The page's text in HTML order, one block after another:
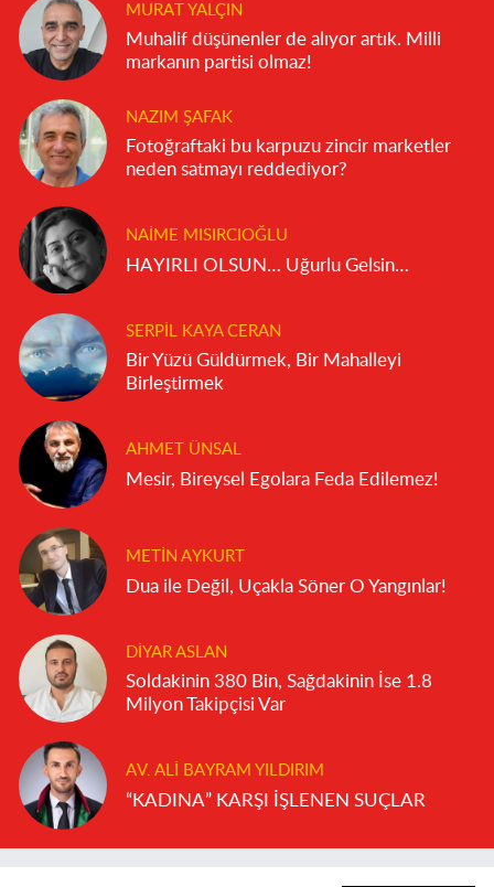
MURAT YALÇIN
Muhalif düşünenler de alıyor artık. Milli
markanın partisi olmaz!
NAZIM ŞAFAK
Fotoğraftaki bu karpuzu zincir marketler
neden satmayı reddediyor?
NAIME MISIRCIOĞLU
HAYIRLI OLSUN… Uğurlu Gelsin…
SERPIL KAYA CERAN
Bir Yüzü Güldürmek, Bir Mahalleyi
Birleştirmek
AHMET ÜNSAL
Mesir, Bireysel Egolara Feda Edilemez!
METIN AYKURT
Dua ile Değil, Uçakla Söner O Yangınlar!
DIYAR ASLAN
Soldakinin 380 Bin, Sağdakinin İse 1.8
Milyon Takipçisi Var
AV. ALI BAYRAM YILDIRIM
“KADINA” KARŞI İŞLENEN SUÇLAR